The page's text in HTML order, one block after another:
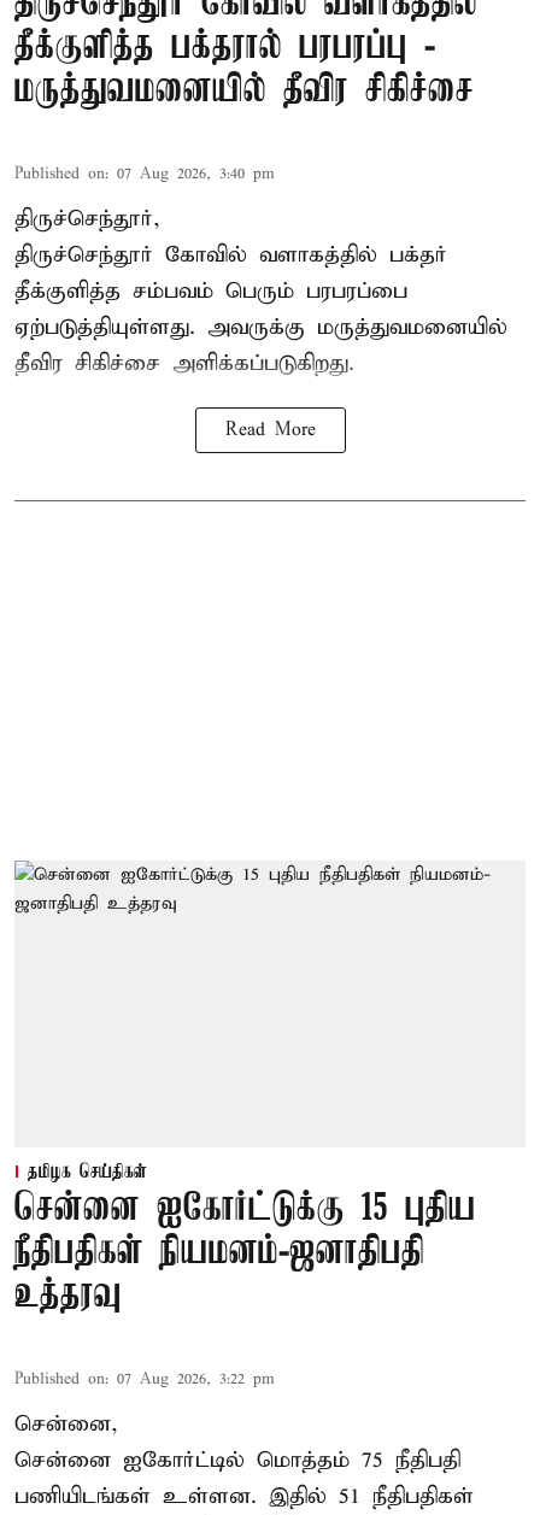
தீக்குளித்த பக்தரால் பரபரப்பு -
மருத்துவமனையில் தீவிர சிகிச்சை
Published on: 07 Aug 2026, 3:40 pm
திருச்செந்தூர்,
திருச்செந்தூர் கோவில் வளாகத்தில் பக்தர்
தீக்குளித்த சம்பவம் பெரும் பரபரப்பை
ஏற்படுத்தியுள்ளது. அவருக்கு மருத்துவமனையில்
தீவிர சிகிச்சை அளிக்கப்படுகிறது.
Read More
தமிழக செய்திகள்
சென்னை ஐகோர்ட்டுக்கு 15 புதிய
நீதிபதிகள் நியமனம்-ஜனாதிபதி
உத்தரவு
Published on: 07 Aug 2026, 3:22 pm
சென்னை,
சென்னை ஐகோர்ட்டில் மொத்தம் 75 நீதிபதி
பணியிடங்கள் உள்ளன. இதில் 51 நீதிபதிகள்